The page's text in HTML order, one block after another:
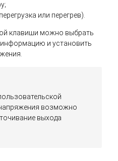
или перегрев).
клавиши можно выбрать
и установить
возможно
выхода